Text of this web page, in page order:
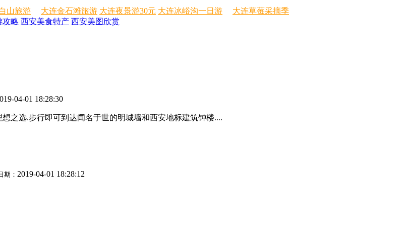
山旅游 大连金石滩旅游 大连夜景游30元 大连冰峪沟一日游
大连草莓采摘季
攻略 西安美食特产 西安美图欣赏
04-01 18:28:30
之选.步行即可到达闻名于世的明城墙和西安地标建筑钟楼....
期： 2019-04-01 18:28:12